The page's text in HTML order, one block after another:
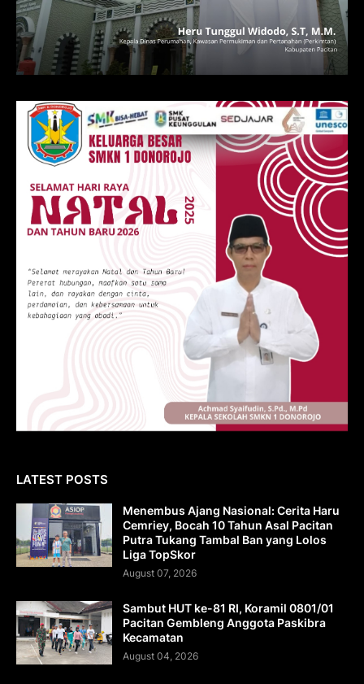
LATEST POSTS
Menembus Ajang Nasional: Cerita Haru
Cemriey, Bocah 10 Tahun Asal Pacitan
Putra Tukang Tambal Ban yang Lolos
Liga TopSkor
August 07, 2026
Sambut HUT ke-81 RI, Koramil 0801/01
Pacitan Gembleng Anggota Paskibra
Kecamatan
August 04, 2026